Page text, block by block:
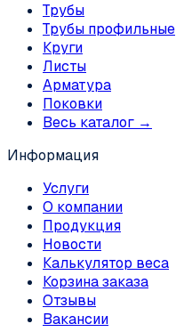
Трубы
Трубы профильные
Круги
Листы
Арматура
Поковки
Весь каталог →
Информация
Услуги
О компании
Продукция
Новости
Калькулятор веса
Корзина заказа
Отзывы
Вакансии